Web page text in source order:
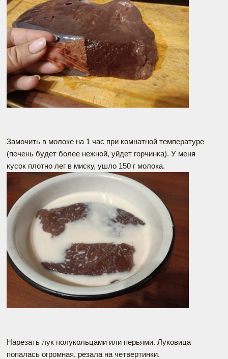
Замочить в молоке на 1 час при комнатной температуре
(печень будет более нежной, уйдет горчинка). У меня
кусок плотно лег в миску, ушло 150 г молока.
Нарезать лук полукольцами или перьями. Луковица
попалась огромная, резала на четвертинки.